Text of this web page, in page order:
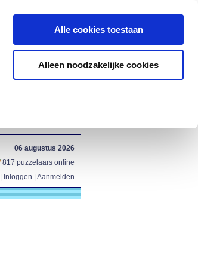
Alle cookies toestaan
Alleen noodzakelijke cookies
06 augustus 2026
817 puzzelaars online
Inloggen Aanmelden